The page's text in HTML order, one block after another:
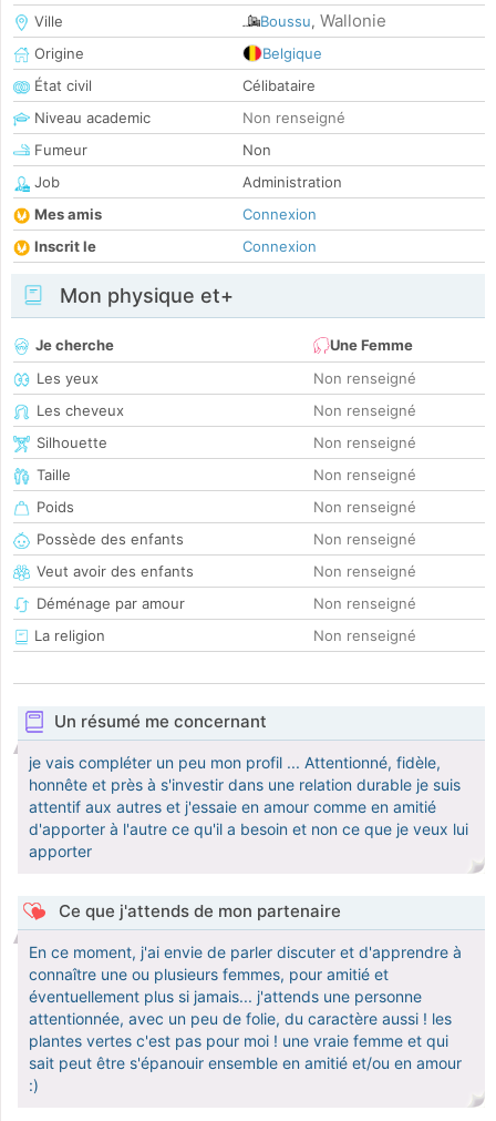
Ville
Boussu, Wallonie
Origine
Belgique
État civil
Célibataire
Niveau academic
Non renseigné
Fumeur
Non
Job
Administration
Mes amis
Connexion
Inscrit le
Connexion
Mon physique et+
Je cherche
Une Femme
Les yeux
Non renseigné
Les cheveux
Non renseigné
Silhouette
Non renseigné
Taille
Non renseigné
Poids
Non renseigné
Possède des enfants
Non renseigné
Veut avoir des enfants
Non renseigné
Déménage par amour
Non renseigné
La religion
Non renseigné
Un résumé me concernant
je vais compléter un peu mon profil ... Attentionné, fidèle,
honnête et près à s'investir dans une relation durable je suis
attentif aux autres et j'essaie en amour comme en amitié
d'apporter à l'autre ce qu'il a besoin et non ce que je veux lui
apporter
Ce que j'attends de mon partenaire
En ce moment, j'ai envie de parler discuter et d'apprendre à
connaître une ou plusieurs femmes, pour amitié et
éventuellement plus si jamais... j'attends une personne
attentionnée, avec un peu de folie, du caractère aussi ! les
plantes vertes c'est pas pour moi ! une vraie femme et qui
sait peut être s'épanouir ensemble en amitié et/ou en amour
:)